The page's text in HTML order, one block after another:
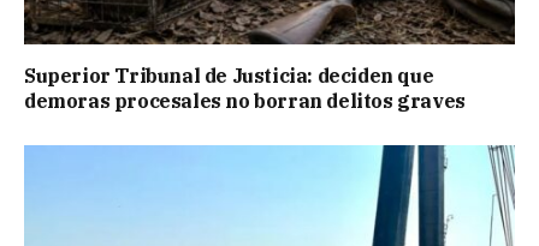
Superior Tribunal de Justicia: deciden que
demoras procesales no borran delitos graves